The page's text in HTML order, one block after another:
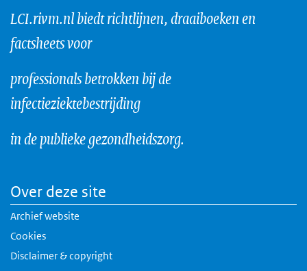
LCI.rivm.nl biedt richtlijnen, draaiboeken en
factsheets voor
professionals betrokken bij de
infectieziektebestrijding
in de publieke gezondheidszorg.
Over deze site
Archief website
Cookies
Disclaimer & copyright